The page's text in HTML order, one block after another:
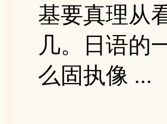
基要真理从
几。日语的
么固执像 ...